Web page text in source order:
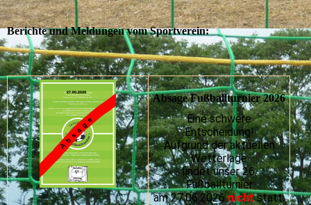
Berichte und Meldungen vom Sportverein:
Absage Fußballturnier 2026
Eine schwere
Entscheidung!
Aufgrund der aktuellen
Wetterlage
findet unser 26.
Fußballturnier
am 27.06.2026nichtstatt.